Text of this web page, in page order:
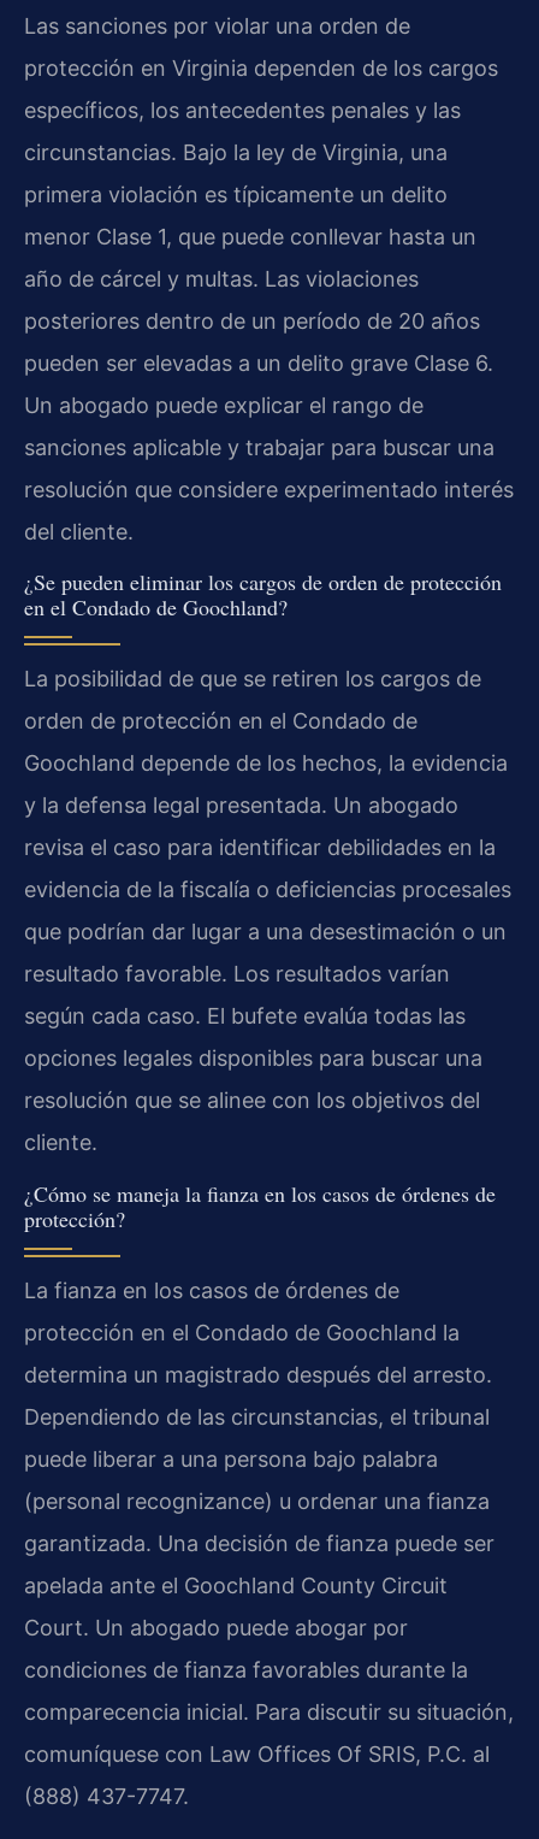
Las sanciones por violar una orden de
protección en Virginia dependen de los cargos
específicos, los antecedentes penales y las
circunstancias. Bajo la ley de Virginia, una
primera violación es típicamente un delito
menor Clase 1, que puede conllevar hasta un
año de cárcel y multas. Las violaciones
posteriores dentro de un período de 20 años
pueden ser elevadas a un delito grave Clase 6.
Un abogado puede explicar el rango de
sanciones aplicable y trabajar para buscar una
resolución que considere experimentado interés
del cliente.
¿Se pueden eliminar los cargos de orden de protección
en el Condado de Goochland?
La posibilidad de que se retiren los cargos de
orden de protección en el Condado de
Goochland depende de los hechos, la evidencia
y la defensa legal presentada. Un abogado
revisa el caso para identificar debilidades en la
evidencia de la fiscalía o deficiencias procesales
que podrían dar lugar a una desestimación o un
resultado favorable. Los resultados varían
según cada caso. El bufete evalúa todas las
opciones legales disponibles para buscar una
resolución que se alinee con los objetivos del
cliente.
¿Cómo se maneja la fianza en los casos de órdenes de
protección?
La fianza en los casos de órdenes de
protección en el Condado de Goochland la
determina un magistrado después del arresto.
Dependiendo de las circunstancias, el tribunal
puede liberar a una persona bajo palabra
(personal recognizance) u ordenar una fianza
garantizada. Una decisión de fianza puede ser
apelada ante el Goochland County Circuit
Court. Un abogado puede abogar por
condiciones de fianza favorables durante la
comparecencia inicial. Para discutir su situación,
comuníquese con Law Offices Of SRIS, P.C. al
(888) 437-7747.